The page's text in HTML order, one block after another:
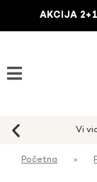
AKCIJA
Početna »